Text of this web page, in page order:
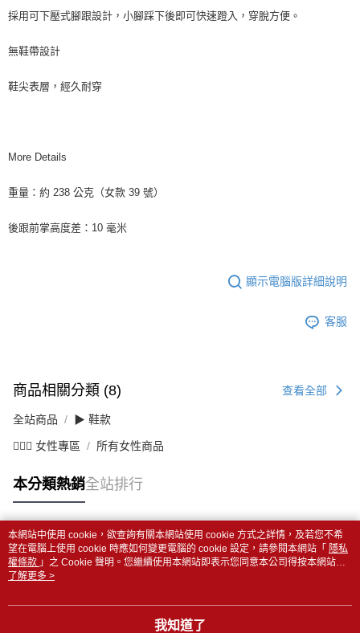
採用可下壓式腳跟設計，小腳踩下後即可快速蹬入，穿脫方便。
無鞋帶設計
鞋尖表層，經久耐穿
More Details
重量：約 238 公克（女款 39 號）
後跟前掌高度差：10 毫米
顯示電腦版詳細說明
客服
商品相關分類 (8) 查看全部
全站商品 ▶ 鞋款
💁🏻‍♀️ 女性專區 所有女性商品
本分類熱銷全站排行
熱門標籤
本網站中使用 cookie，欲查詢有關本網站使用 cookie 方式之詳情，及若您不希
望在電腦上使用 cookie 時應如何變更電腦的 cookie 設定，請參閱本網站「 隱私
權條款 」之 Cookie 聲明。您繼續使用本網站即表示您同意本公司得按本網站使
用條款之 Cookie 聲明使用 cookie。
了解更多 >
我知道了